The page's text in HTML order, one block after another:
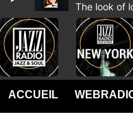
ACCUEIL
The look of